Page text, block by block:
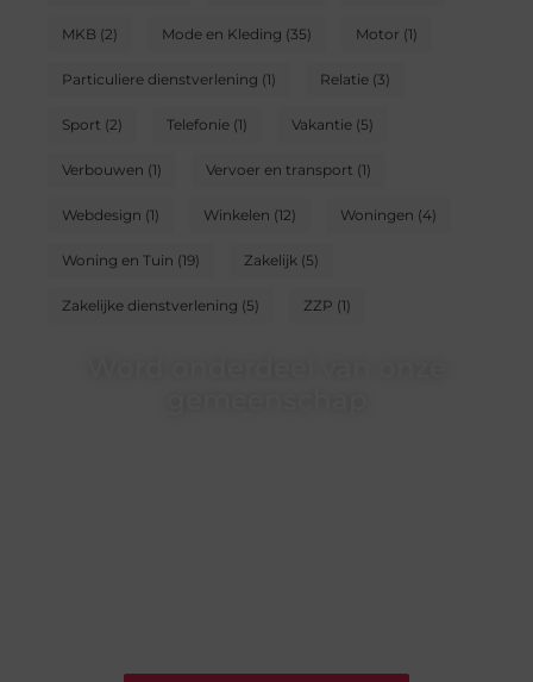
MKB (2) Mode en Kleding (35) Motor (1)
Particuliere dienstverlening (1) Relatie(3)
Sport (2) Telefonie(1) Vakantie(5)
Verbouwen (1) Vervoer en transport (1)
Webdesign (1) Winkelen (12) Woningen (4)
Woning en Tuin (19) Zakelijk(5)
Zakelijke dienstverlening (5) ZZP (1)